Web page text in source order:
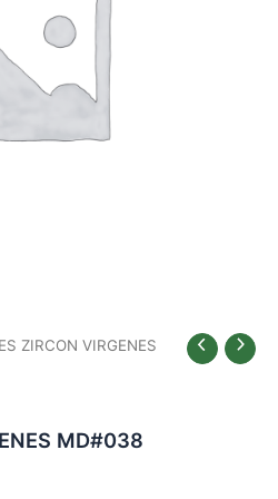
ZIRCON VIRGENES
MD#038